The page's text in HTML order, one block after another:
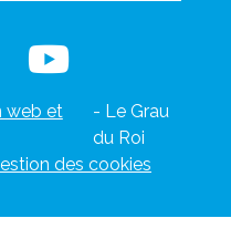
web et
- Le Grau
du Roi
des cookies